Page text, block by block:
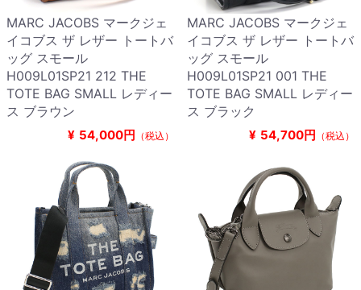
MARC JACOBS マークジェ
イコブス ザ レザー トートバ
ッグ スモール
H009L01SP21 212 THE
TOTE BAG SMALL レディー
ス ブラウン
¥ 54,000円 （税込）
MARC JACOBS マークジェ
イコブス ザ レザー トートバ
ッグ スモール
H009L01SP21 001 THE
TOTE BAG SMALL レディー
ス ブラック
¥ 54,700円 （税込）